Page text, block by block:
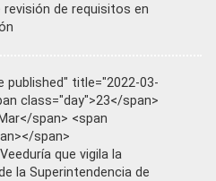
de requisitos en
published" title="2022-03-
class="day">23</span>
span> <span
span>
que vigila la
la Superintendencia de